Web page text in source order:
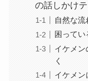
の話しかけ
自然な流
困って
イケメン
く
イケメン